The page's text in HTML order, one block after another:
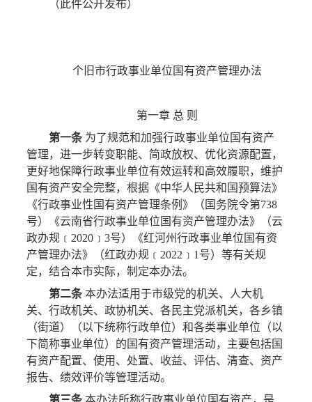
（此件公开发布）
个旧市行政事业单位国有资产管理办法
第一章 总 则
第一条为了规范和加强行政事业单位国有资产
管理，进一步转变职能、简政放权、优化资源配置，
更好地保障行政事业单位有效运转和高效履职，维护
国有资产安全完整，根据《中华人民共和国预算法》
《行政事业性国有资产管理条例》（国务院令第738
号）《云南省行政事业单位国有资产管理办法》（云
政办规﹝2020﹞3号）《红河州行政事业单位国有资
产管理办法》（红政办规﹝2022﹞1号）等有关规
定，结合本市实际，制定本办法。
第二条本办法适用于市级党的机关、人大机
关、行政机关、政协机关、各民主党派机关，各乡镇
（街道）（以下统称行政单位）和各类事业单位（以
下简称事业单位）的国有资产管理活动，主要包括国
有资产配置、使用、处置、收益、评估、清查、资产
报告、绩效评价等管理活动。